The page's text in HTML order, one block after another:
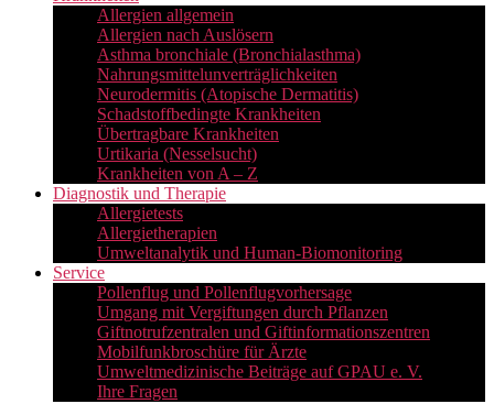
Allergien allgemein
Allergien nach Auslösern
Asthma bronchiale (Bronchialasthma)
Nahrungsmittelunverträglichkeiten
Neurodermitis (Atopische Dermatitis)
Schadstoffbedingte Krankheiten
Übertragbare Krankheiten
Urtikaria (Nesselsucht)
Krankheiten von A – Z
Diagnostik und Therapie
Allergietests
Allergietherapien
Umweltanalytik und Human-Biomonitoring
Service
Pollenflug und Pollenflugvorhersage
Umgang mit Vergiftungen durch Pflanzen
Giftnotrufzentralen und Giftinformationszentren
Mobilfunkbroschüre für Ärzte
Umweltmedizinische Beiträge auf GPAU e. V.
Ihre Fragen